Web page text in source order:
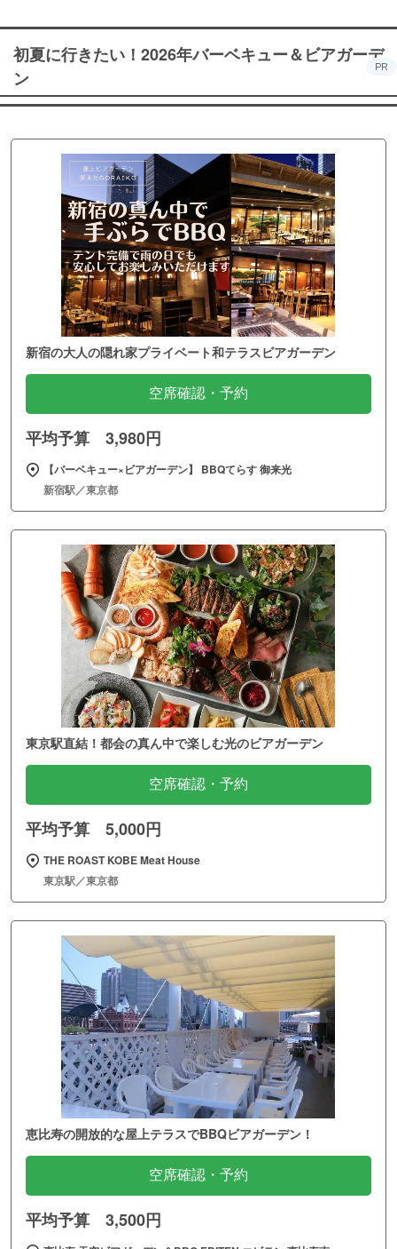
初夏に行きたい！2026年バーベキュー＆ビアガーデ
ン
PR
新宿の大人の隠れ家プライベート和テラスビアガーデン
空席確認・予約
平均予算 3,980円
【バーベキュー×ビアガーデン】 BBQてらす 御来光
新宿駅／東京都
東京駅直結！都会の真ん中で楽しむ光のビアガーデン
空席確認・予約
平均予算 5,000円
THE ROAST KOBE Meat House
東京駅／東京都
恵比寿の開放的な屋上テラスでBBQビアガーデン！
空席確認・予約
平均予算 3,500円